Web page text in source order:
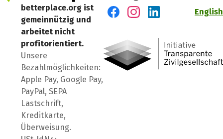
betterplace.org ist
gemeinnützig und
arbeitet nicht
profitorientiert.
Unsere
Bezahlmöglichkeiten:
Apple Pay, Google Pay,
PayPal, SEPA
Lastschrift,
Kreditkarte,
Überweisung.
English